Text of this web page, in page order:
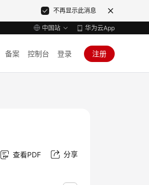
不再显示此消息
中国站 华为云App
备案 控制台 登录 注册
查看PDF 分享